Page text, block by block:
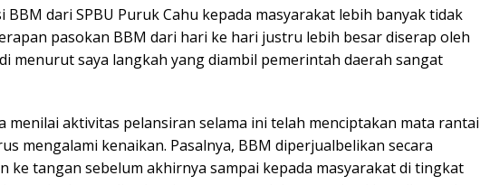
BBM dari SPBU Puruk Cahu kepada masyarakat lebih banyak tidak
pasokan BBM dari hari ke hari justru lebih besar diserap oleh
menurut saya langkah yang diambil pemerintah daerah sangat
menilai aktivitas pelansiran selama ini telah menciptakan mata rantai
mengalami kenaikan. Pasalnya, BBM diperjualbelikan secara
ke tangan sebelum akhirnya sampai kepada masyarakat di tingkat